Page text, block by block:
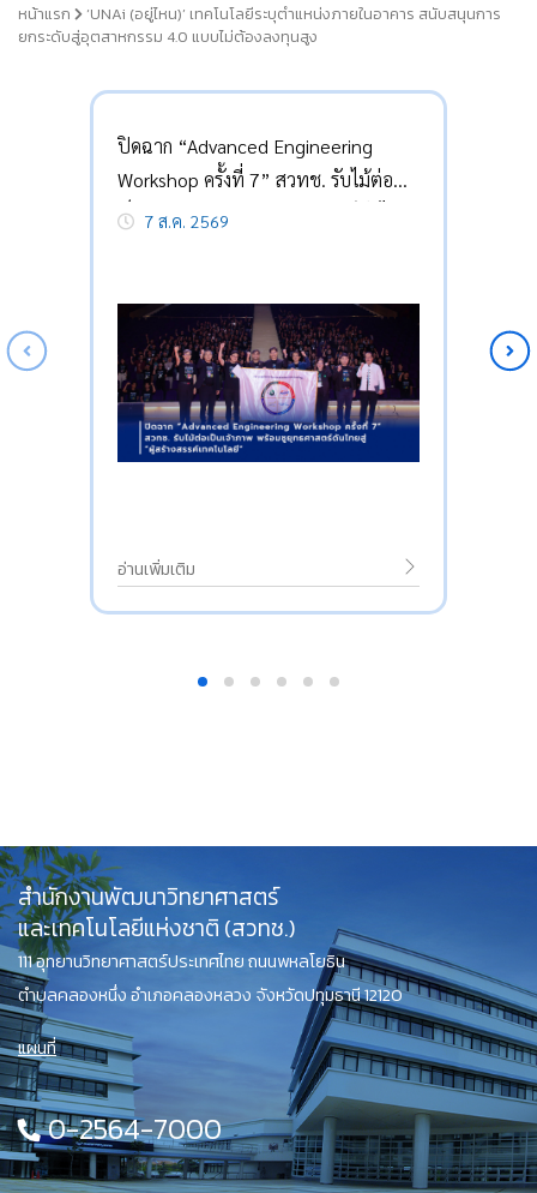
หน้าแรก
‘UNAi (อยู่ไหน)’ เทคโนโลยีระบุตำแหน่งภายในอาคาร สนับสนุนการ
ยกระดับสู่อุตสาหกรรม 4.0 แบบไม่ต้องลงทุนสูง
ปิดฉาก “Advanced Engineering
Workshop ครั้งที่ 7” สวทช. รับไม้ต่อ
เป็นเจ้าภาพ พร้อมชูยุทธศาสตร์ดันไทย
7 ส.ค. 2569
อ่านเพิ่มเติม
สำนักงานพัฒนาวิทยาศาสตร์
และเทคโนโลยีแห่งชาติ (สวทช.)
111 อุทยานวิทยาศาสตร์ประเทศไทย ถนนพหลโยธิน
ตำบลคลองหนึ่ง อำเภอคลองหลวง จังหวัดปทุมธานี 12120
แผนที่
0-2564-7000